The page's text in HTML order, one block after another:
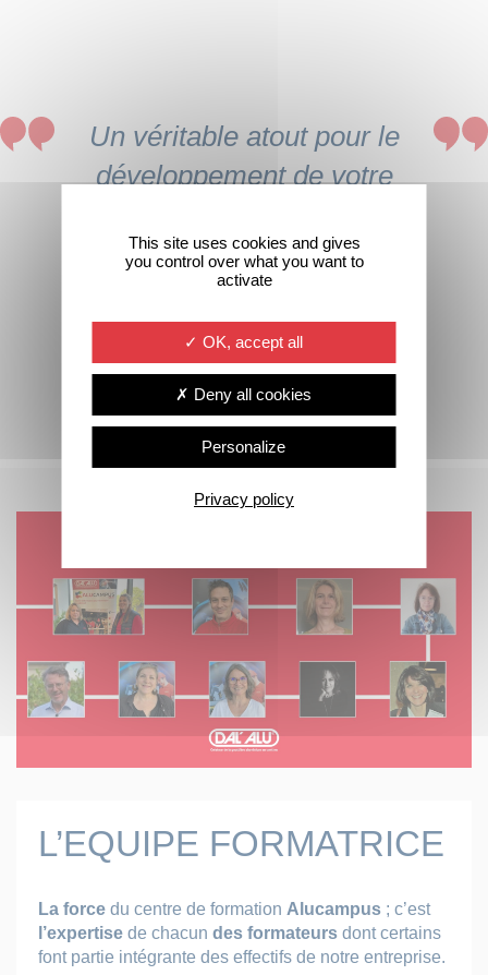
Un véritable atout pour le
développement de votre
compétences et celles
de vos collaborateurs !
Nadège MICOULEAU – Responsable Formation
– Alucampus – Entreprise DAL’ALU
L’EQUIPE FORMATRICE
La force du centre de formation Alucampus ; c’est
l’expertise de chacun des formateurs dont certains
font partie intégrante des effectifs de notre entreprise.
This site uses cookies and gives
you control over what you want to
activate
OK, accept all
Deny all cookies
Personalize
Privacy policy